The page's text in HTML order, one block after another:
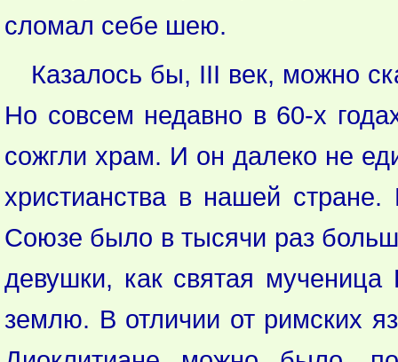
сломал себе шею.
Казалось бы, III век, можно
Но совсем недавно в 60-х
сожгли храм. И он далеко не
христианства в нашей
Союзе было в тысячи раз
девушки, как святая
землю. В отличии от римских